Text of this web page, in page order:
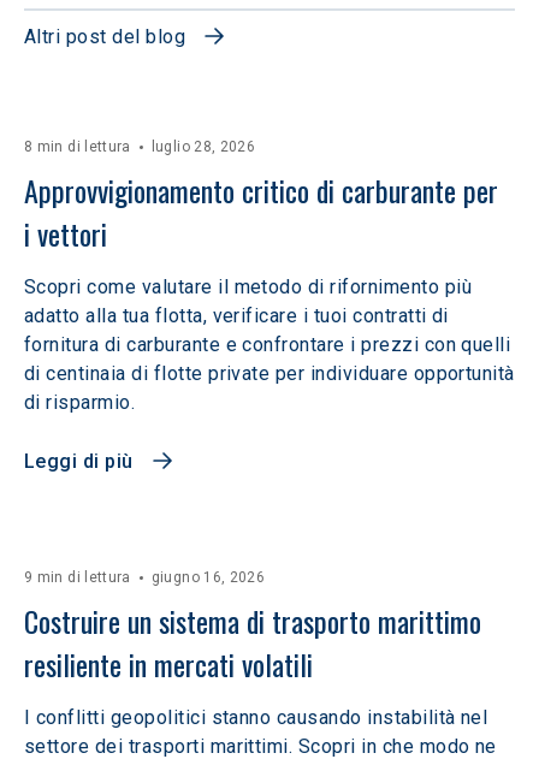
Altri post del blog
8 min di lettura luglio 28, 2026
Approvvigionamento critico di carburante per
i vettori
Scopri come valutare il metodo di rifornimento più
adatto alla tua flotta, verificare i tuoi contratti di
fornitura di carburante e confrontare i prezzi con quelli
di centinaia di flotte private per individuare opportunità
di risparmio.
Leggi di più
9 min di lettura giugno 16, 2026
Costruire un sistema di trasporto marittimo
resiliente in mercati volatili
I conflitti geopolitici stanno causando instabilità nel
settore dei trasporti marittimi. Scopri in che modo ne